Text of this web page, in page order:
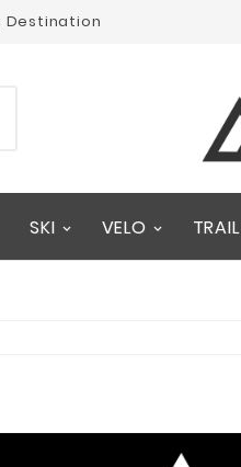
Destination
SKI VELO TRAIL